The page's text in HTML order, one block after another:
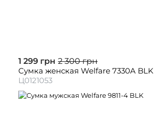
1 299 грн 2 300 грн
Сумка женская Welfare 7330A BLK
Ц0121053